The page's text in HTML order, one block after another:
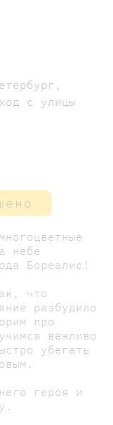
с улицы
небе
Бореалис!
что
разбудило
про
вежливо
убегать
героя и